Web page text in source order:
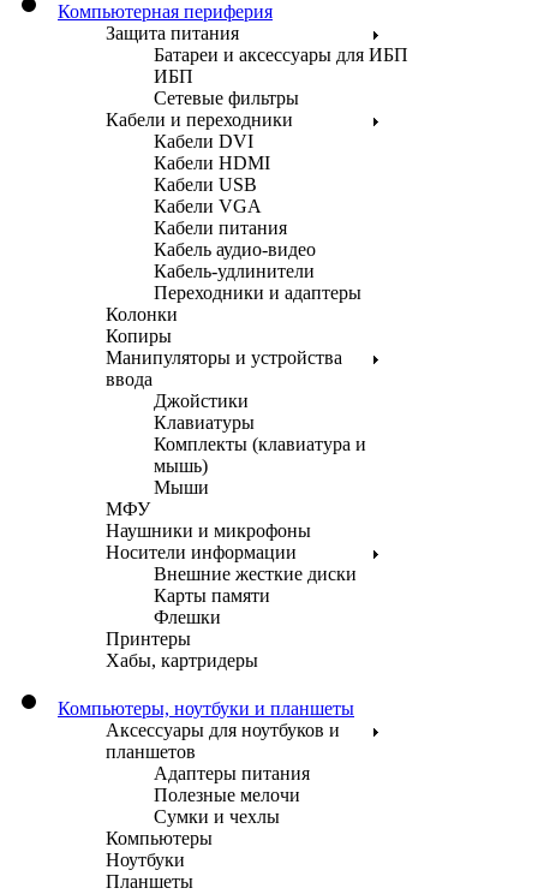
Компьютерная периферия
Защита питания
Батареи и аксессуары для ИБП
ИБП
Сетевые фильтры
Кабели и переходники
Кабели DVI
Кабели HDMI
Кабели USB
Кабели VGA
Кабели питания
Кабель аудио-видео
Кабель-удлинители
Переходники и адаптеры
Колонки
Копиры
Манипуляторы и устройства
ввода
Джойстики
Клавиатуры
Комплекты (клавиатура и
мышь)
Мыши
МФУ
Наушники и микрофоны
Носители информации
Внешние жесткие диски
Карты памяти
Флешки
Принтеры
Хабы, картридеры
Компьютеры, ноутбуки и планшеты
Аксессуары для ноутбуков и
планшетов
Адаптеры питания
Полезные мелочи
Сумки и чехлы
Компьютеры
Ноутбуки
Планшеты